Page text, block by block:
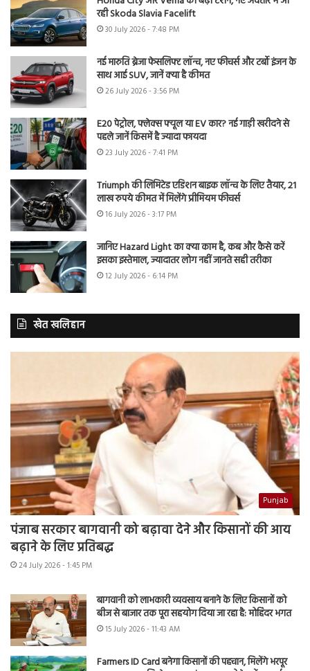
रही Skoda Slavia Facelift
30 July 2026 - 7:48 PM
नई मारुति ब्रेजा फेसलिफ्ट लॉन्च, नए फीचर्स और टर्बो इंजन के
साथ आई SUV, जानें क्या है कीमत
26 July 2026 - 3:56 PM
E20 पेट्रोल, फ्लेक्स फ्यूल या EV कार? नई गाड़ी खरीदने से
पहले जानें किसमें है ज्यादा फायदा
23 July 2026 - 7:41 PM
Triumph की लिमिटेड एडिशन बाइक लॉन्च के लिए तैयार, 21
लाख रुपये कीमत में मिलेंगे प्रीमियम फीचर्स
16 July 2026 - 3:17 PM
जानिए Hazard Light का क्या काम है, कब और कैसे करें
इसका इस्तेमाल, ज्यादातर लोग नहीं जानते सही तरीका
12 July 2026 - 6:14 PM
खेत खलिहान
Punjab
पंजाब सरकार बागवानी को बढ़ावा देने और किसानों की आय
बढ़ाने के लिए प्रतिबद्ध
24 July 2026 - 1:45 PM
बागवानी को लाभकारी व्यवसाय बनाने के लिए किसानों को
बीज से बाजार तक पूरा सहयोग दिया जा रहा है: मोहिंदर भगत
15 July 2026 - 11:43 AM
Farmers ID Card बनेगा किसानों की पहचान, मिलेंगे भरपूर